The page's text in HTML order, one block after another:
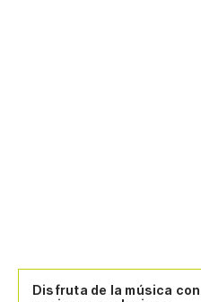
Disfruta de la música con